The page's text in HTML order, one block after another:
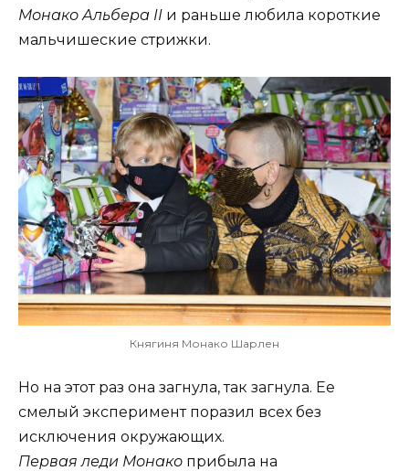
Монако Альбера II и раньше любила короткие
мальчишеские стрижки.
Княгиня Монако Шарлен
Но на этот раз она загнула, так загнула. Ее
смелый эксперимент поразил всех без
исключения окружающих.
Первая леди Монако прибыла на